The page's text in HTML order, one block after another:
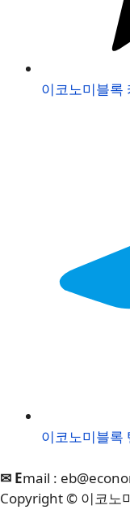
이코노미블록
이코노미블록
✉ Email :
Copyright © 이코노